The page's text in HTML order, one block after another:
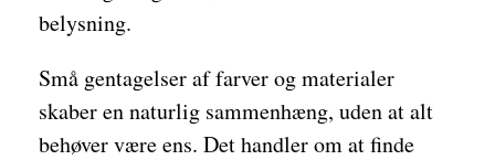
belysning.
Små gentagelser af farver og materialer
skaber en naturlig sammenhæng, uden at alt
behøver være ens. Det handler om at finde